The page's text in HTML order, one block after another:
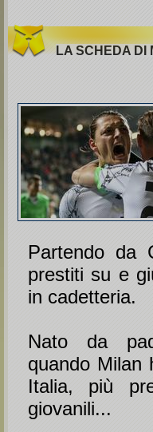
LA SCHEDA DI
Partendo da
prestiti su e
in cadetteria.
Nato da
quando Milan
Italia, più
giovanili...